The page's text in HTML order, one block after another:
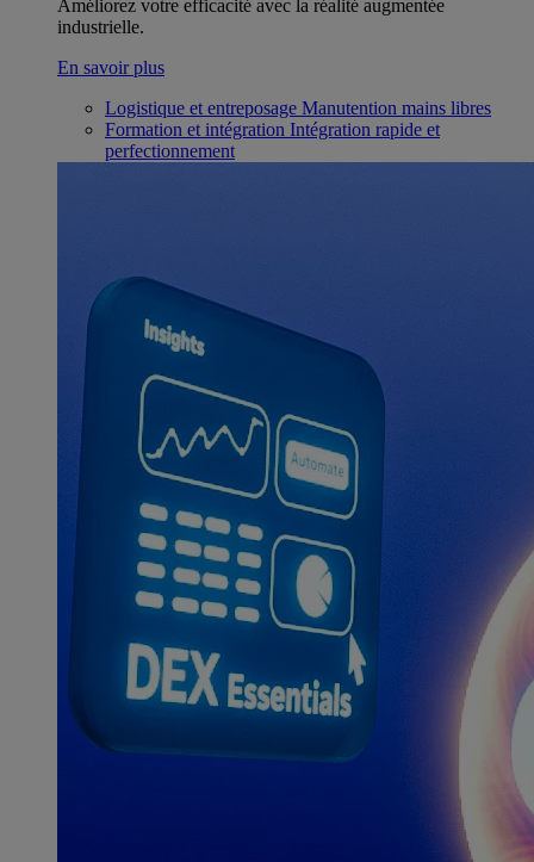
Améliorez votre efficacité avec la réalité augmentée
industrielle.
En savoir plus
Logistique et entreposage Manutention mains libres
Formation et intégration Intégration rapide et
perfectionnement